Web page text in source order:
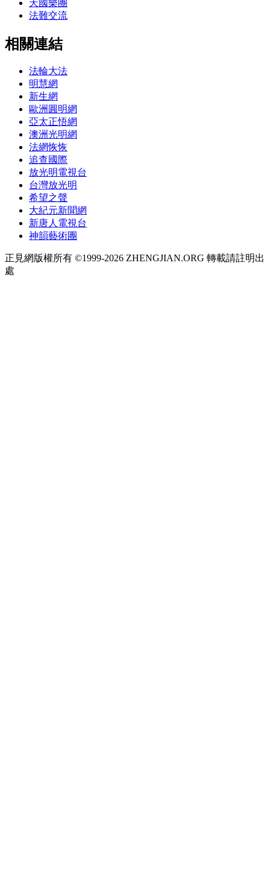
天國樂團
法難交流
相關連結
法輪大法
明慧網
新生網
歐洲圓明網
亞太正悟網
澳洲光明網
法網恢恢
追查國際
放光明電視台
台灣放光明
希望之聲
大紀元新聞網
新唐人電視台
神韻藝術團
正見網版權所有 ©1999-2026 ZHENGJIAN.ORG 轉載請註明出
處